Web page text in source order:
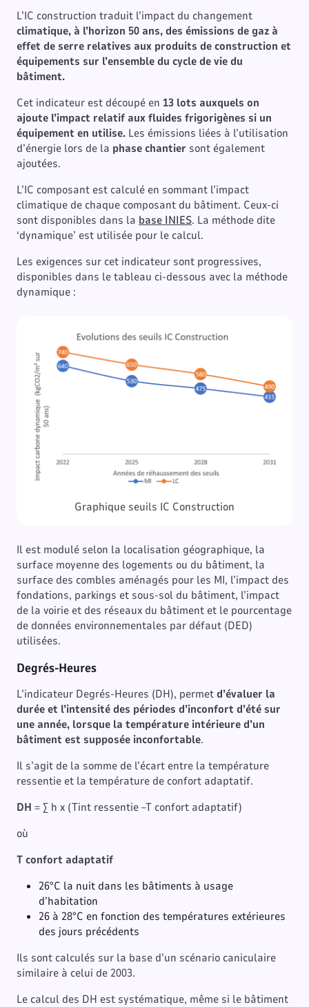
L’IC construction traduit l’impact du changement
climatique, à l’horizon 50 ans, des émissions de gaz à
effet de serre relatives aux produits de construction et
équipements sur l’ensemble du cycle de vie du
bâtiment.
Cet indicateur est découpé en 13 lots auxquels on
ajoute l’impact relatif aux fluides frigorigènes si un
équipement en utilise. Les émissions liées à l’utilisation
d’énergie lors de la phase chantier sont également
ajoutées.
L’IC composant est calculé en sommant l’impact
climatique de chaque composant du bâtiment. Ceux-ci
sont disponibles dans la base INIES. La méthode dite
‘dynamique’ est utilisée pour le calcul.
Les exigences sur cet indicateur sont progressives,
disponibles dans le tableau ci-dessous avec la méthode
dynamique :
Graphique seuils IC Construction
Il est modulé selon la localisation géographique, la
surface moyenne des logements ou du bâtiment, la
surface des combles aménagés pour les MI, l’impact des
fondations, parkings et sous-sol du bâtiment, l’impact
de la voirie et des réseaux du bâtiment et le pourcentage
de données environnementales par défaut (DED)
utilisées.
Degrés-Heures
L’indicateur Degrés-Heures (DH), permetd’évaluer la
durée et l’intensité des périodes d’inconfort d’été sur
une année, lorsque la température intérieure d’un
bâtiment est supposée inconfortable.
Il s’agit de la somme de l’écart entre la température
ressentie et la température de confort adaptatif.
DH = ∑ h x (Tint ressentie –T confort adaptatif)
où
T confort adaptatif
26°C la nuit dans les bâtiments à usage
d’habitation
26 à 28°C en fonction des températures extérieures
des jours précédents
Ils sont calculés sur la base d’un scénario caniculaire
similaire à celui de 2003.
Le calcul des DH est systématique, même si le bâtiment